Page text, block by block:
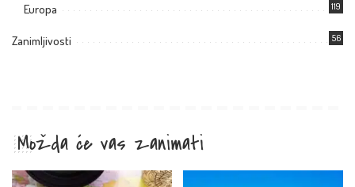
Europa 119
Zanimljivosti 56
Možda će vas zanimati